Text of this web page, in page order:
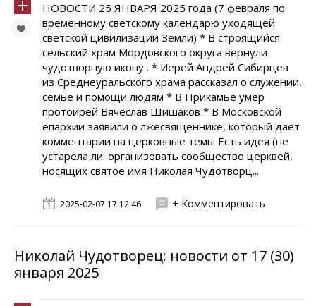
НОВОСТИ 25 ЯНВАРЯ 2025 года (7 февраля по
временному светскому календарю уходящей
светской цивилизации Земли) * В строящийся
сельский храм Мордовского округа вернули
чудотворную икону . * Иерей Андрей Сибирцев
из Среднеуральского храма рассказал о служении,
семье и помощи людям * В Прикамье умер
протоирей Вячеслав Шишаков * В Московской
епархии заявили о лжесвященнике, который дает
комментарии на церковные темы Есть идея (не
устарела ли: организовать сообщество церквей,
носящих святое имя Николая Чудотворц...
2025-02-07 17:12:46 + Комментировать
Николай Чудотворец: новости от 17 (30)
января 2025